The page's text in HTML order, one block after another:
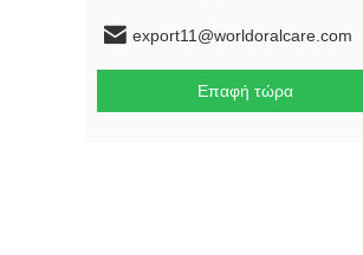
export11@worldoralcare.com
Επαφή τώρα